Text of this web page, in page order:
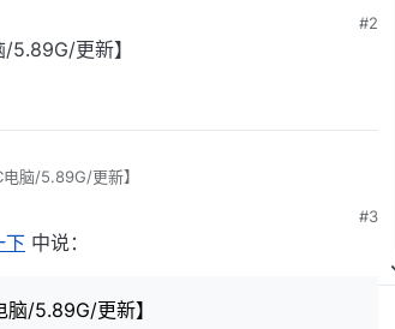
#2
更新】
脑/5.89G/更新】
#3
下 中说：
/5.89G/更新】